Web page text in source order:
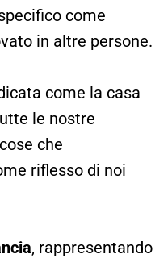
come
in altre persone.
come la casa
le nostre
che
riflesso di noi
, rappresentando